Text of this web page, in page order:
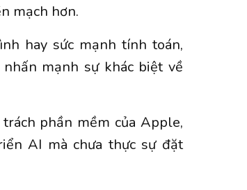
mạch hơn.
hay sức mạnh tính toán,
mạnh sự khác biệt về
phần mềm của Apple,
AI mà chưa thực sự đặt